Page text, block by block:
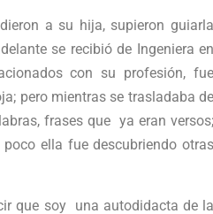
a su hija, supieron guiarla
se recibió de Ingeniera en
con su profesión, fue
pero mientras se trasladaba de
frases que ya eran versos;
ella fue descubriendo otras
que soy una autodidacta de la